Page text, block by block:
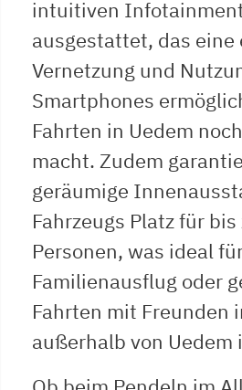
intuitiven
ausgestattet, das eine
Vernetzung und
Smartphones
Fahrten in Uedem
macht. Zudem
geräumige
Fahrzeugs Platz für bis
Personen, was ideal
Familienausflug oder
Fahrten mit Freunden
außerhalb von Uedem